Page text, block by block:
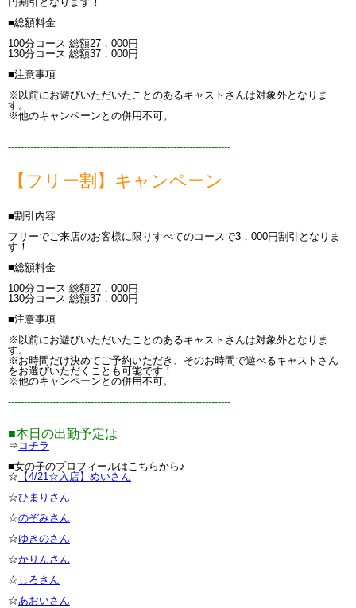
■総額料金
100分コース 総額27，000円
130分コース 総額37，000円
■注意事項
※以前にお遊びいただいたことのあるキャストさんは対象外となりま
す。
※他のキャンペーンとの併用不可。
----------------------------------------------------------------------
【フリー割】キャンペーン
■割引内容
フリーでご来店のお客様に限りすべてのコースで3，000円割引となりま
す！
■総額料金
100分コース 総額27，000円
130分コース 総額37，000円
■注意事項
※以前にお遊びいただいたことのあるキャストさんは対象外となりま
す。
※お時間だけ決めてご予約いただき、そのお時間で遊べるキャストさん
をお選びいただくことも可能です！
※他のキャンペーンとの併用不可。
----------------------------------------------------------------------
■本日の出勤予定は
⇒ コチラ
■女の子のプロフィールはこちらから♪
☆ 【4/21☆入店】めいさん
☆ひまりさん
☆のぞみさん
☆ゆきのさん
☆かりんさん
☆ しろさん
☆あおいさん